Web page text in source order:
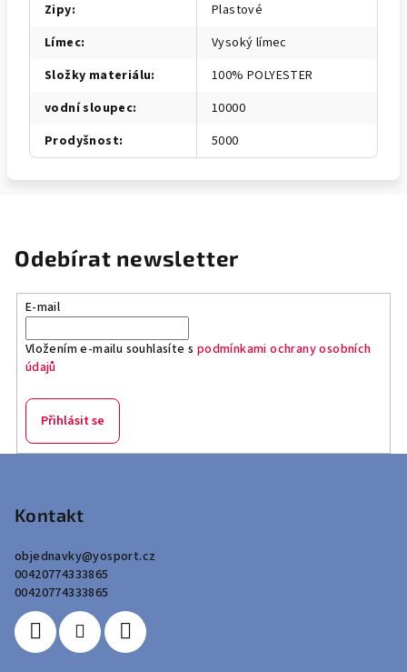
Zipy:
Plastové
Límec:
Vysoký límec
Složky materiálu:
100% POLYESTER
vodní sloupec:
10000
Prodyšnost: 5000
Odebírat newsletter
E-mail
Vložením e-mailu souhlasíte s podmínkami ochrany osobních
údajů
Přihlásit se
Kontakt
objednavky@yosport.cz
00420774333865
00420774333865